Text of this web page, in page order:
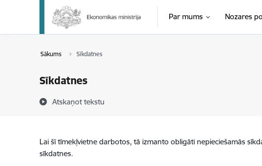
Pāriet uz lapas saturu
Par mums Nozares
Sākums Sīkdatnes
Sīkdatnes
Atskaņot tekstu
Lai šī tīmekļvietne darbotos, tā izmanto obligāti nepieciešamās
sīkdatnes.